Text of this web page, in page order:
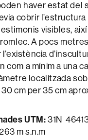
haver estat del
cobrir l’estructura
visibles,
A pocs
com a mínim a una
localitzada
30 cm per 35 cm
UTM:31N
m s.n.m